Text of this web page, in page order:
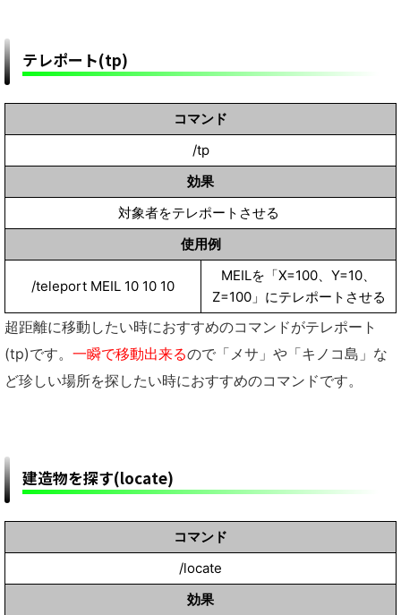
テレポート(tp)
コマンド
/tp
効果
対象者をテレポートさせる
使用例
/teleport MEIL 10 10 10
MEILを「X=100、Y=10、
Z=100」にテレポートさせる
超距離に移動したい時におすすめのコマンドがテレポート
(tp)です。 一瞬で移動出来るので「メサ」や「キノコ島」な
ど珍しい場所を探したい時におすすめのコマンドです。
建造物を探す(locate)
コマンド
/locate
効果